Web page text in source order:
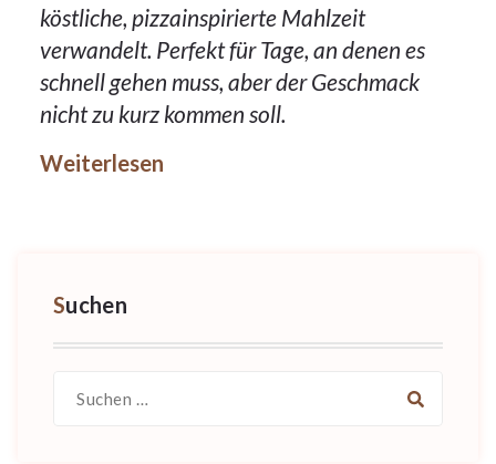
köstliche, pizzainspirierte Mahlzeit
verwandelt. Perfekt für Tage, an denen es
schnell gehen muss, aber der Geschmack
nicht zu kurz kommen soll.
Weiterlesen
Suchen
nach: